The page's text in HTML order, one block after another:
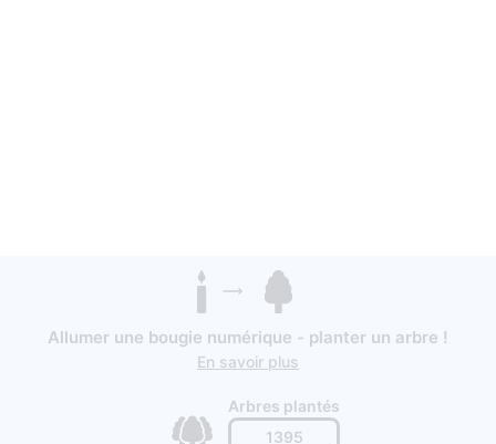
Allumer une bougie numérique - planter un arbre !
En savoir plus
Arbres plantés
1395